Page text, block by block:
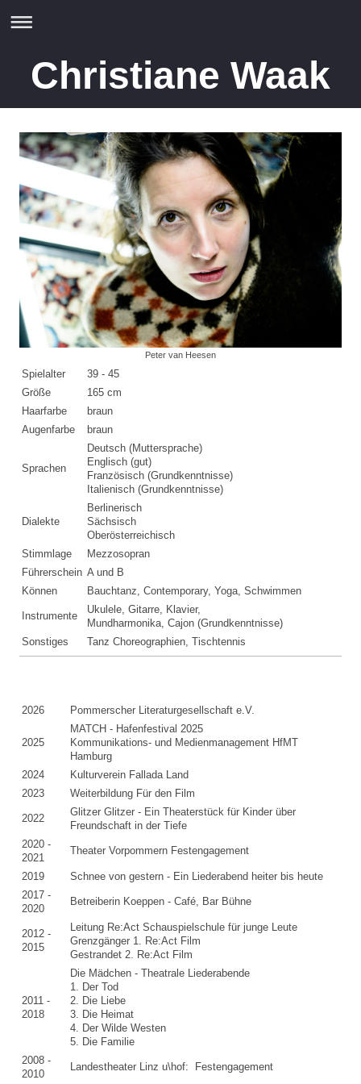
Christiane Waak
Peter van Heesen
Spielalter
39 - 45
Größe
165 cm
Haarfarbe
braun
Augenfarbe
braun
Sprachen
Deutsch (Muttersprache)
Englisch (gut)
Französisch (Grundkenntnisse)
Italienisch (Grundkenntnisse)
Dialekte
Berlinerisch
Sächsisch
Oberösterreichisch
Stimmlage
Mezzosopran
Führerschein A und B
Können
Bauchtanz, Contemporary, Yoga, Schwimmen
Instrumente
Ukulele, Gitarre, Klavier,
Mundharmonika, Cajon (Grundkenntnisse)
Sonstiges
Tanz Choreographien, Tischtennis
2026 Pommerscher Literaturgesellschaft e.V.
2025
MATCH - Hafenfestival 2025
Kommunikations- und Medienmanagement HfMT
Hamburg
2024
Kulturverein Fallada Land
2023
Weiterbildung Für den Film
2022
Glitzer Glitzer - Ein Theaterstück für Kinder über
Freundschaft in der Tiefe
2020 -
2021
Theater Vorpommern Festengagement
2019
Schnee von gestern - Ein Liederabend heiter bis heute
2017 -
2020
Betreiberin Koeppen - Café, Bar Bühne
2012 -
2015
Leitung Re:Act Schauspielschule für junge Leute
Grenzgänger 1. Re:Act Film
Gestrandet 2. Re:Act Film
2011 -
2018
Die Mädchen - Theatrale Liederabende
1. Der Tod
2. Die Liebe
3. Die Heimat
4. Der Wilde Westen
5. Die Familie
2008 -
2010
Landestheater Linz u\hof: Festengagement